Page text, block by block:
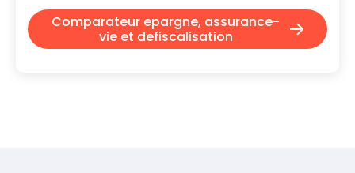
Comparateur epargne, assurance-
vie et defiscalisation